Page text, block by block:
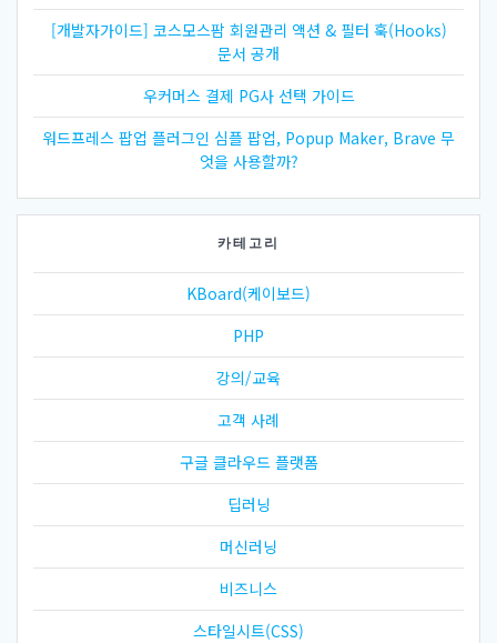
[개발자가이드] 코스모스팜 회원관리 액션 & 필터 훅(Hooks)
문서 공개
우커머스 결제 PG사 선택 가이드
워드프레스 팝업 플러그인 심플 팝업, Popup Maker, Brave 무
엇을 사용할까?
카테고리
KBoard(케이보드)
PHP
강의/교육
고객 사례
구글 클라우드 플랫폼
딥러닝
머신러닝
비즈니스
스타일시트(CSS)